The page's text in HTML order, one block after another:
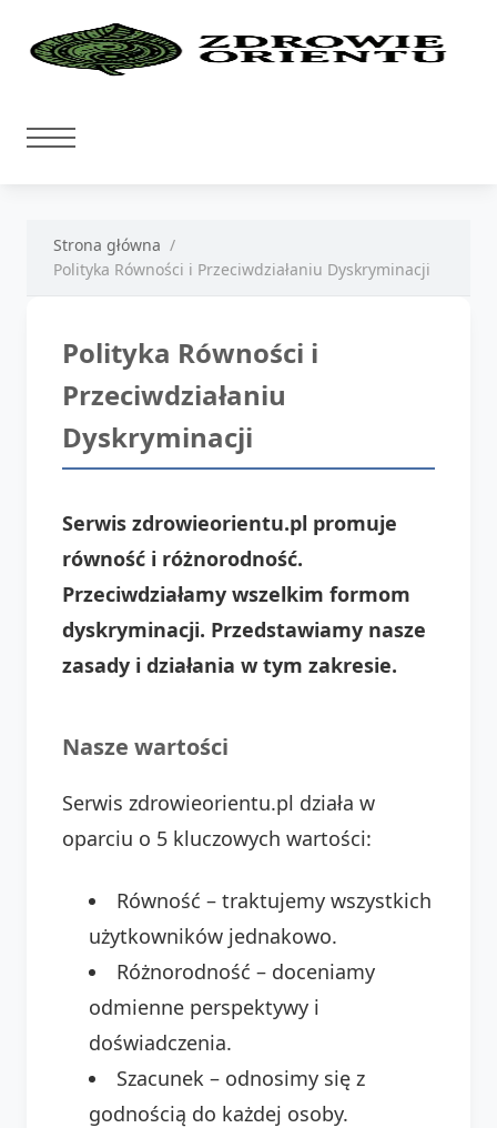
Strona główna
Polityka Równości i Przeciwdziałaniu Dyskryminacji
Polityka Równości i
Przeciwdziałaniu
Dyskryminacji
Serwis zdrowieorientu.pl promuje
równość i różnorodność.
Przeciwdziałamy wszelkim formom
dyskryminacji. Przedstawiamy nasze
zasady i działania w tym zakresie.
Nasze wartości
Serwis zdrowieorientu.pl działa w
oparciu o 5 kluczowych wartości:
Równość – traktujemy wszystkich
użytkowników jednakowo.
Różnorodność – doceniamy
odmienne perspektywy i
doświadczenia.
Szacunek – odnosimy się z
godnością do każdej osoby.